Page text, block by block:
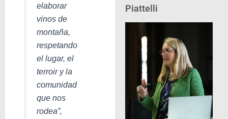
elaborar
vinos de
montaña,
respetando
el lugar, el
terroir y la
comunidad
que nos
rodea”,
Piattelli